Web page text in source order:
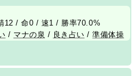
12 / 命0 / 速1 / 勝率70.0%
/ マナの泉 / 良き占い /準備体操